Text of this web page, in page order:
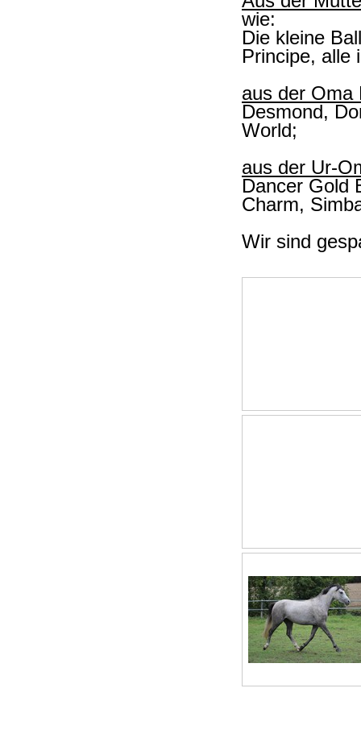
wie:
Die kleine
Principe, alle
aus der Oma
Desmond,
World;
aus der Ur-
Dancer Gold
Charm,
Wir sind